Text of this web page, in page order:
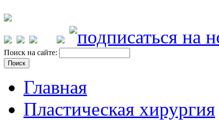
Поиск на сайте:
Главная
Пластическая хирургия